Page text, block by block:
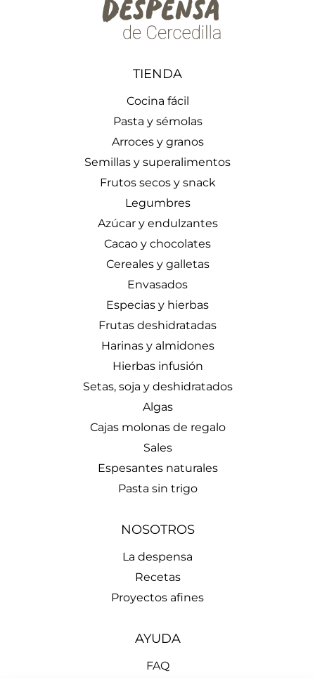
TIENDA
Cocina fácil
Pasta y sémolas
Arroces y granos
Semillas y superalimentos
Frutos secos y snack
Legumbres
Azúcar y endulzantes
Cacao y chocolates
Cereales y galletas
Envasados
Especias y hierbas
Frutas deshidratadas
Harinas y almidones
Hierbas infusión
Setas, soja y deshidratados
Algas
Cajas molonas de regalo
Sales
Espesantes naturales
Pasta sin trigo
NOSOTROS
La despensa
Recetas
Proyectos afines
AYUDA
FAQ